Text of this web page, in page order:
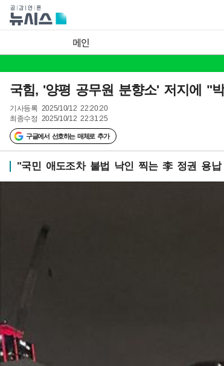
메인
국힘, '양평 공무원 분향소' 저지에 "
기사등록 2025/10/12 22:20:20
최종수정 2025/10/12 22:31:25
구글에서 선호하는 매체로 추가
"국민 애도조차 불법 낙인 찍는 李 정권 용